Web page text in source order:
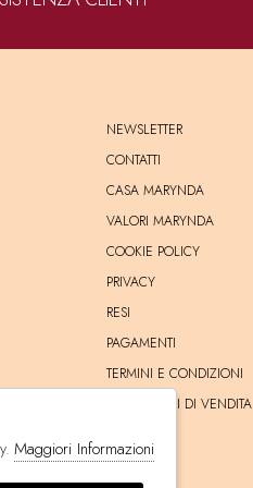
NEWSLETTER
CONTATTI
CASA MARYNDA
VALORI MARYNDA
COOKIE POLICY
PRIVACY
RESI
PAGAMENTI
TERMINI E CONDIZIONI
CONDIZIONI DI VENDITA
Maggiori Informazioni